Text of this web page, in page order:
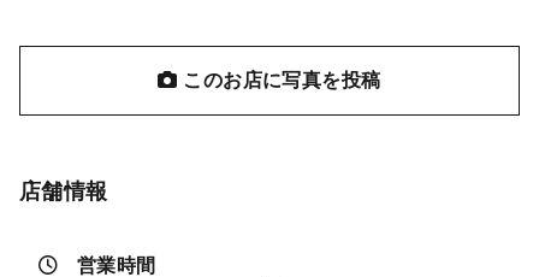
このお店に写真を投稿
店舗情報
営業時間